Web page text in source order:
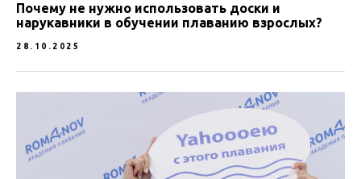
Почему не нужно использовать доски и
нарукавники в обучении плаванию взрослых?
28.10.2025